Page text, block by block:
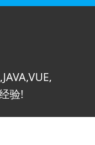
验!